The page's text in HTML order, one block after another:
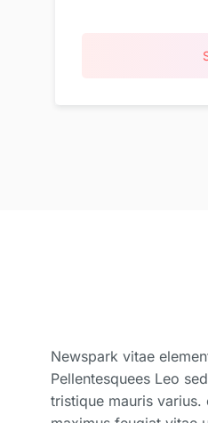
Newspark vitae
Pellentesquees Leo
tristique mauris